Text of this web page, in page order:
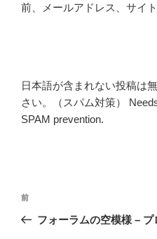
前、メールアドレス、サイト
日本語が含まれない投稿は
さい。（スパム対策）
SPAM prevention.
投
前
の
前
フォーラムの空模様 –